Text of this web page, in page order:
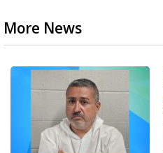
More News